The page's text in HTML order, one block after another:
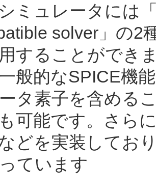
ミュレータには
solver」の2
することができ
般的なSPICE機
タ素子を含める
可能です。さら
どを実装してお
ています